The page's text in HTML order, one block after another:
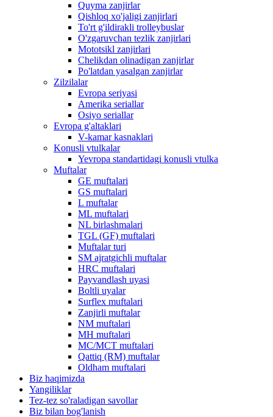
Quyma zanjirlar
Qishloq xo'jaligi zanjirlari
To'rt g'ildirakli trolleybuslar
O'zgaruvchan tezlik zanjirlari
Mototsikl zanjirlari
Chelikdan olinadigan zanjirlar
Po'latdan yasalgan zanjirlar
Zilzilalar
Evropa seriyasi
Amerika seriallar
Osiyo seriallar
Evropa g'altaklari
V-kamar kasnaklari
Konusli vtulkalar
Yevropa standartidagi konusli vtulka
Muftalar
GE muftalari
GS muftalari
L muftalar
ML muftalari
NL birlashmalari
TGL (GF) muftalari
Muftalar turi
SM ajratgichli muftalar
HRC muftalari
Payvandlash uyasi
Boltli uyalar
Surflex muftalari
Zanjirli muftalar
NM muftalari
MH muftalari
MC/MCT muftalari
Qattiq (RM) muftalar
Oldham muftalari
Biz haqimizda
Yangiliklar
Tez-tez so'raladigan savollar
Biz bilan bog'lanish